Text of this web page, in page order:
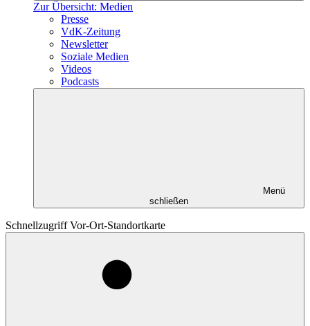
Zur Übersicht: Medien
Presse
VdK-Zeitung
Newsletter
Soziale Medien
Videos
Podcasts
Menü
schließen
Schnellzugriff Vor-Ort-Standortkarte